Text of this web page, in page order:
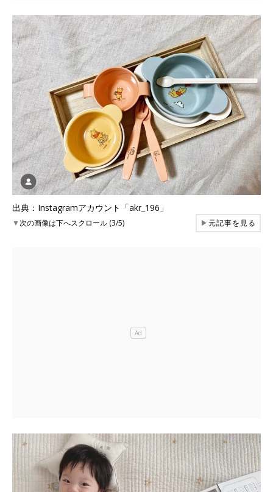
出典：Instagramアカウント「akr_196」
▼次の画像は下へスクロール (3/5) ▶元記事を見る